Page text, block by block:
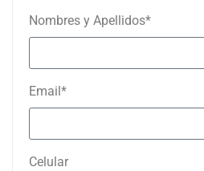
Nombres y Apellidos*
Email*
Celular